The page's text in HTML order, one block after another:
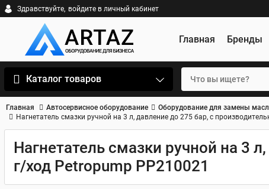
Здравствуйте, войдите в личный кабинет
Главная Бренды
Каталог товаров
Главная Автосервисное оборудование Оборудование для замены
Нагнетатель смазки ручной на 3 л, давление до 275 бар, с
Нагнетатель смазки ручной на 3
г/ход Petropump PP210021